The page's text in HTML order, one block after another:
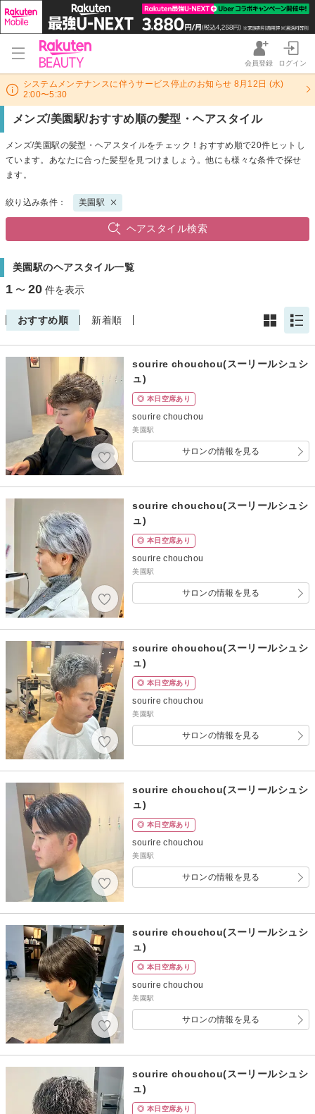
会員登録 ログイン
システムメンテナンスに伴うサービス停止のお知らせ 8月12日 (水)
2:00〜5:30
メンズ/美園駅/おすすめ順の髪型・ヘアスタイル
メンズ/美園駅の髪型・ヘアスタイルをチェック！おすすめ順で20件ヒットし
ています。あなたに合った髪型を見つけましょう。他にも様々な条件で探せ
ます。
絞り込み条件： 美園駅
ヘアスタイル検索
美園駅のヘアスタイル一覧
1 〜 20 件を表示
おすすめ順 新着順
sourire chouchou(スーリールシュシ
ュ)
◎ 本日空席あり
sourire chouchou
美園駅
サロンの情報を見る
sourire chouchou(スーリールシュシ
ュ)
◎ 本日空席あり
sourire chouchou
美園駅
サロンの情報を見る
sourire chouchou(スーリールシュシ
ュ)
◎ 本日空席あり
sourire chouchou
美園駅
サロンの情報を見る
sourire chouchou(スーリールシュシ
ュ)
◎ 本日空席あり
sourire chouchou
美園駅
サロンの情報を見る
sourire chouchou(スーリールシュシ
ュ)
◎ 本日空席あり
sourire chouchou
美園駅
サロンの情報を見る
sourire chouchou(スーリールシュシ
ュ)
◎ 本日空席あり